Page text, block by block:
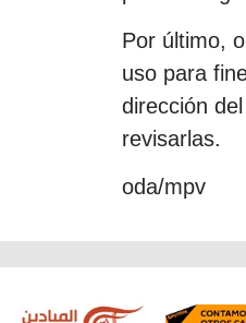
Por último,
uso para
dirección
revisarlas.
oda/mpv